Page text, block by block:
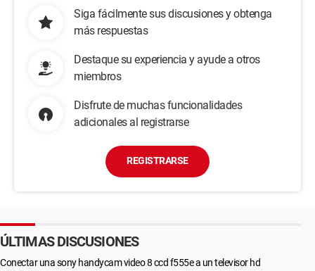
Siga fácilmente sus discusiones y obtenga
más respuestas
Destaque su experiencia y ayude a otros
miembros
Disfrute de muchas funcionalidades
adicionales al registrarse
REGISTRARSE
ÚLTIMAS DISCUSIONES
Conectar una sony handycam video 8 ccd f555e a un televisor hd